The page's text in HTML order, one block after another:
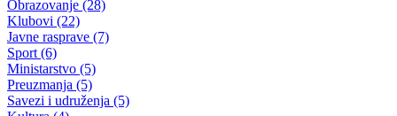
Obrazovanje (28)
Klubovi (22)
Javne rasprave (7)
Sport (6)
Ministarstvo (5)
Preuzmanja (5)
Savezi i udruženja (5)